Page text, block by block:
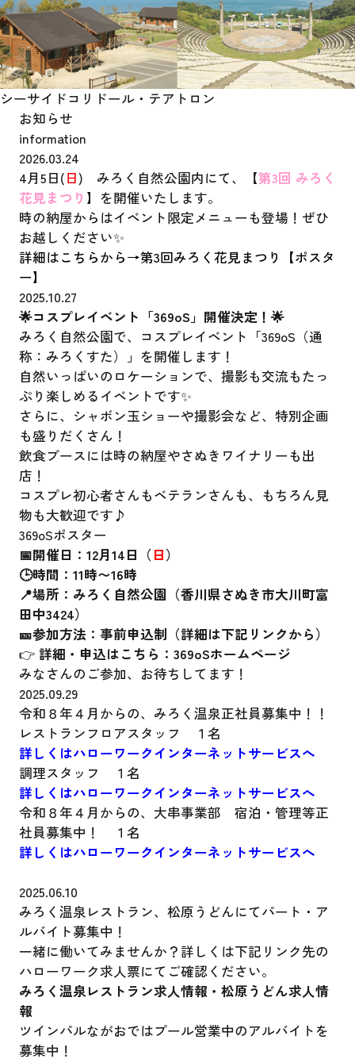
シーサイドコリドール ・テアトロン
お知らせ
information
2026.03.24
4月5日(日) みろく自然公園内にて、【第3回 みろく
花見まつり 】を開催いたします。
時の納屋からはイベント限定メニューも登場！ぜひ
お越しください✨
詳細はこちらから→第3回みろく花見まつり【ポスタ
ー】
2025.10.27
🌟コスプレイベント「369oS」開催決定！🌟
みろく自然公園で、コスプレイベント「369oS（通
称：みろくすた）」を開催します！
自然いっぱいのロケーションで、撮影も交流もたっ
ぷり楽しめるイベントです✨
さらに、シャボン玉ショーや撮影会など、特別企画
も盛りだくさん！
飲食ブースには時の納屋やさぬきワイナリーも出
店！
コスプレ初心者さんもベテランさんも、もちろん見
物も大歓迎です♪
369oSポスター
📅開催日：12月14日（日）
🕒時間：11時〜16時
📍場所：みろく自然公園（香川県さぬき市大川町富
田中3424）
🎫参加方法：事前申込制（詳細は下記リンクから）
👉 詳細・申込はこちら： 369oSホームページ
みなさんのご参加、お待ちしてます！
2025.09.29
令和８年４月からの、みろく温泉正社員募集中！！
レストランフロアスタッフ １名
詳しくはハローワークインターネットサービスへ
調理スタッフ １名
詳しくはハローワークインターネットサービスへ
令和８年４月からの、大串事業部 宿泊・管理等正
社員募集中！ １名
詳しくはハローワークインターネットサービスへ
2025.06.10
みろく温泉レストラン、松原うどんにてパート・ア
ルバイト募集中！
一緒に働いてみませんか？詳しくは下記リンク先の
ハローワーク求人票にてご確認ください。
みろく温泉レストラン求人情報・ 松原うどん求人情
報
ツインパルながおではプール営業中のアルバイトを
募集中！